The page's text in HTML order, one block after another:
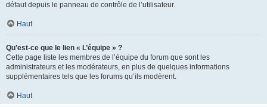
défaut depuis le panneau de contrôle de l’utilisateur.
Haut
Qu’est-ce que le lien « L’équipe » ?
Cette page liste les membres de l’équipe du forum que sont les
administrateurs et les modérateurs, en plus de quelques informations
supplémentaires tels que les forums qu’ils modèrent.
Haut